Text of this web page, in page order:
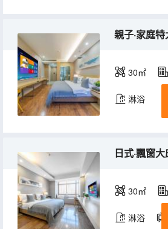
30㎡
淋浴
30㎡
淋浴